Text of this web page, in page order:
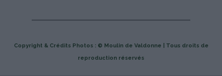
Copyright & Crédits Photos : © Moulin de Valdonne | Tous droits de
reproduction réservés